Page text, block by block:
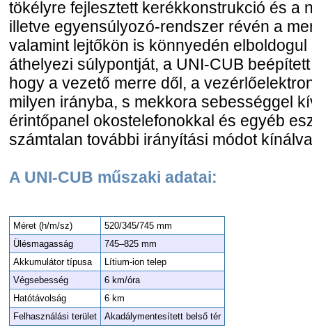
tökélyre fejlesztett kerékkonstrukció és a
illetve egyensúlyozó-rendszer révén a
valamint lejtőkön is könnyedén
áthelyezi súlypontját, a UNI-CUB
hogy a vezető merre dől, a
milyen irányba, s mekkora sebességgel
érintőpanel okostelefonokkal és egyéb
számtalan további irányítási módot
A UNI-CUB műszaki adatai:
Méret (h/m/sz)
520/345/745 mm
Ülésmagasság
745–825 mm
Akkumulátor típusa
Lítium-ion telep
Végsebesség
6 km/óra
Hatótávolság
6 km
Felhasználási terület
Akadálymentesített belső tér